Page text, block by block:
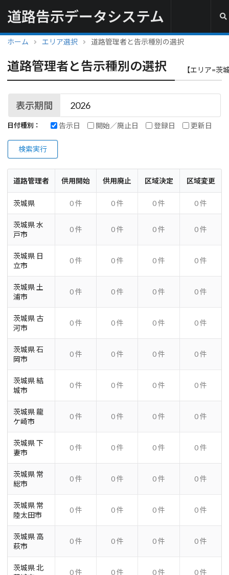
道路告示データシステム
ホーム エリア選択 道路管理者と告示種別の選択
道路管理者と告示種別の選択 【エリア=茨
表示期間
日付種別： 告示日 開始／廃止日 登録日 更新日
検索実行
道路管理者 供用開始 供用廃止 区域決定 区域変更
茨城県 0 件 0 件 0 件 0 件
茨城県 水
戸市
0 件 0 件 0 件 0 件
茨城県 日
立市
0 件 0 件 0 件 0 件
茨城県 土
浦市
0 件 0 件 0 件 0 件
茨城県 古
河市
0 件 0 件 0 件 0 件
茨城県 石
岡市
0 件 0 件 0 件 0 件
茨城県 結
城市
0 件 0 件 0 件 0 件
茨城県 龍
ケ崎市
0 件 0 件 0 件 0 件
茨城県 下
妻市
0 件 0 件 0 件 0 件
茨城県 常
総市
0 件 0 件 0 件 0 件
茨城県 常
陸太田市
0 件 0 件 0 件 0 件
茨城県 高
萩市
0 件 0 件 0 件 0 件
茨城県 北
0 件 0 件 0 件 0 件